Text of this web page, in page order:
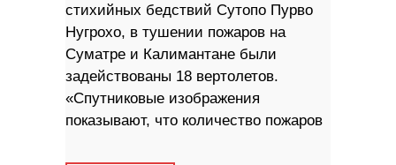
стихийных бедствий Сутопо Пурво
Нугрохо, в тушении пожаров на
Суматре и Калимантане были
задействованы 18 вертолетов.
«Спутниковые изображения
показывают, что количество пожаров